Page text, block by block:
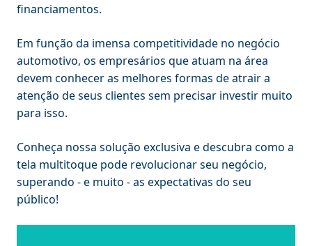
financiamentos.
Em função da imensa competitividade no negócio
automotivo, os empresários que atuam na área
devem conhecer as melhores formas de atrair a
atenção de seus clientes sem precisar investir muito
para isso.
Conheça nossa solução exclusiva e descubra como a
tela multitoque pode revolucionar seu negócio,
superando - e muito - as expectativas do seu
público!